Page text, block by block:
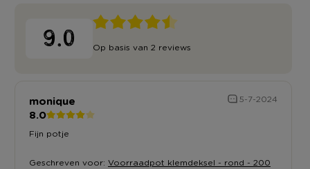
9.0 Op basis van 2 reviews
monique 5-7-2024
8.0
Fijn potje
Geschreven voor: Voorraadpot klemdeksel - rond - 200